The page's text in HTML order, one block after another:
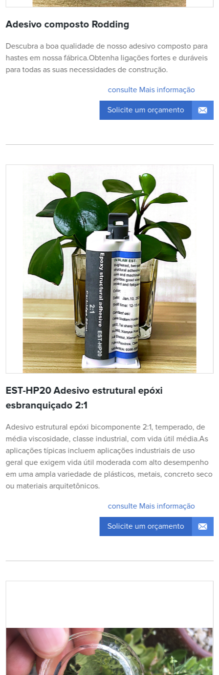
Adesivo composto Rodding
Descubra a boa qualidade de nosso adesivo composto para
hastes em nossa fábrica.Obtenha ligações fortes e duráveis ​​
para todas as suas necessidades de construção.
consulte Mais informação
Solicite um orçamento
EST-HP20 Adesivo estrutural epóxi
esbranquiçado 2:1
Adesivo estrutural epóxi bicomponente 2:1, temperado, de
média viscosidade, classe industrial, com vida útil média.As
aplicações típicas incluem aplicações industriais de uso
geral que exigem vida útil moderada com alto desempenho
em uma ampla variedade de plásticos, metais, concreto seco
ou materiais arquitetônicos.
consulte Mais informação
Solicite um orçamento